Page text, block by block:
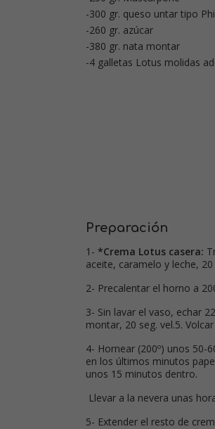
-300 gr. queso untar tipo
-260 gr. azúcar
-380 gr. nata montar
-4 galletas Lotus molidas
Preparación
1- *Crema Lotus casera:
aceite, caramelo y leche,
2- Precalentar el horno a
3- Sin lavar el vaso, echar
montar, 20 seg. vel.5.
4- Hornear (200º) unos 50-
en los últimos minutos
unos 15 minutos dentro.
Llevar a la nevera unas
5- Extender el resto de